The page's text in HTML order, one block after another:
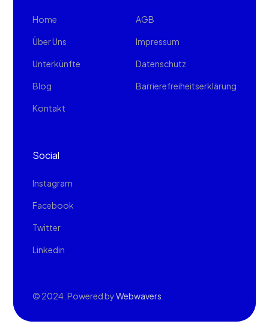
Home
Über Uns
Unterkünfte
Blog
Kontakt
AGB
Impressum
Datenschutz
Barrierefreiheitserklärung
Social
Instagram
Facebook
Twitter
Linkedin
© 2024. Powered byWebwavers